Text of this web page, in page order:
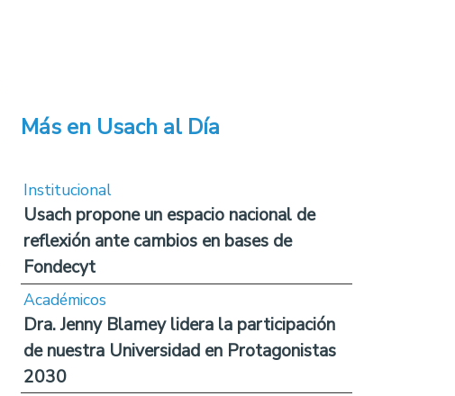
Más en Usach al Día
Institucional
Usach propone un espacio nacional de
reflexión ante cambios en bases de
Fondecyt
Académicos
Dra. Jenny Blamey lidera la participación
de nuestra Universidad en Protagonistas
2030